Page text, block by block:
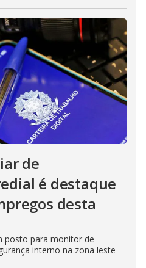
de
é destaque
desta
posto para monitor de
interno na zona leste